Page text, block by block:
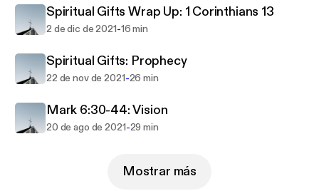
Spiritual Gifts Wrap Up: 1 Corinthians 13
2 de dic de 2021-16 min
Spiritual Gifts: Prophecy
22 de nov de 2021-26 min
Mark 6:30-44: Vision
20 de ago de 2021-29 min
Mostrar más